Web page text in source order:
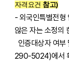
자격요건 참고)
- 외국인특별전형
않은 자는 소정의
인증대상자 여
290-5024)에서